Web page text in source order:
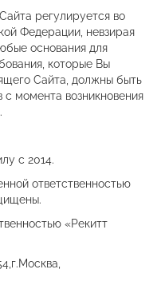
регулируется во
Федерации, невзирая
основания для
которые Вы
Сайта, должны быть
с момента возникновения
с 2014.
ответственностью
«Рекитт